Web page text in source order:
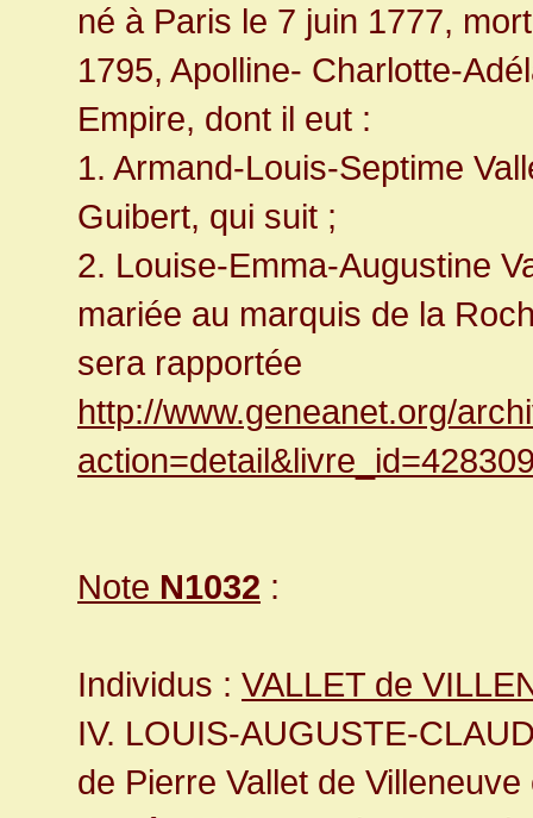
né à Paris le 7 juin 1777,
1795, Apolline- Charlotte-
Empire, dont il eut :
1. Armand-Louis-Septime
Guibert, qui suit ;
2. Louise-Emma-Augustine
mariée au marquis de la
sera rapportée
http://www.geneanet.org/
Note N1032 :
Individus : VALLET de
IV. LOUIS-AUGUSTE-
de Pierre Vallet de